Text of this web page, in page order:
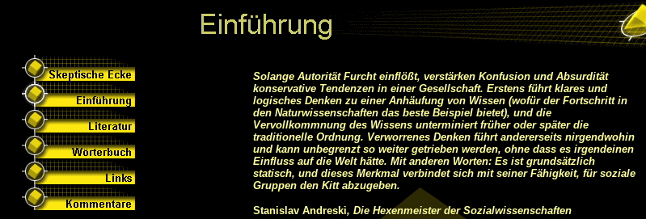
Solange Autorität Furcht einflößt, verstärken Konfusion und Absurdität
konservative Tendenzen in einer Gesellschaft. Erstens führt klares und
logisches Denken zu einer Anhäufung von Wissen (wofür der Fortschritt in
den Naturwissenschaften das beste Beispiel bietet), und die
Vervollkommnung des Wissens unterminiert früher oder später die
traditionelle Ordnung. Verworrenes Denken führt andererseits nirgendwohin
und kann unbegrenzt so weiter getrieben werden, ohne dass es irgendeinen
Einfluss auf die Welt hätte. Mit anderen Worten: Es ist grundsätzlich
statisch, und dieses Merkmal verbindet sich mit seiner Fähigkeit, für soziale
Gruppen den Kitt abzugeben.
Stanislav Andreski, Die Hexenmeister der Sozialwissenschaften